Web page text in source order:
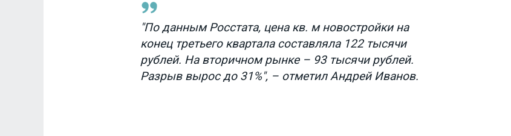
"По данным Росстата, цена кв. м новостройки на
конец третьего квартала составляла 122 тысячи
рублей. На вторичном рынке – 93 тысячи рублей.
Разрыв вырос до 31%", – отметил Андрей Иванов.